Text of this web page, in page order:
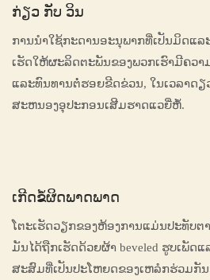
ກ່ຽວ ກັບ ວິນ
ການນໍາໃຊ້ກະດານອະນຸພາກທີ່ເປັນມິດແລ
ເຮັດໃຫ້ຜະລິດຕະພັນຂອງພວກເຮົາມີຄວ
ແລະທົນທານຕໍ່ຮອຍຂີດຂ່ວນ, ໃນເວລາດ
ສະຫນອງອຸປະກອນເສີມຮາດແວຍີ່ຫໍ້.
ເກີດຂໍ້ຜິດພາດພາດ
ໂຕະເຮັດວຽກຂອງຫ້ອງການແມ່ນປະທັບຕ
ມັນໄດ້ຖືກເຮັດດ້ວຍຜ້າ beveled ຮູບເພັດ
ສະສົມທີ່ເປັນປະໂຫຍດຂອງເຫລໍກຮ່ວມກັ